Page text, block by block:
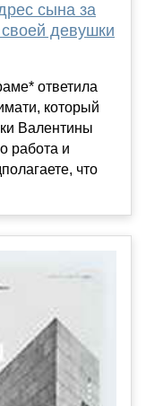
сына за
девушки
ответила
который
Валентины
работа и
что